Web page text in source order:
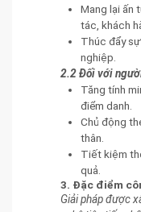
Mang lại ấn
tác, khách
Thúc đẩy
nghiệp.
2.2 Đối với
Tăng tính
điểm danh.
Chủ động
thân.
Tiết kiệm
quả.
3. Đặc điểm
Giải pháp được